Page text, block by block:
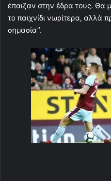
έπαιζαν στην έδρα τους. Θα
το παιχνίδι νωρίτερα, αλλά
σημασία”.